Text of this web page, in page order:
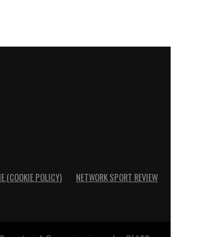
(COOKIE POLICY) NETWORK SPORT REVIEW